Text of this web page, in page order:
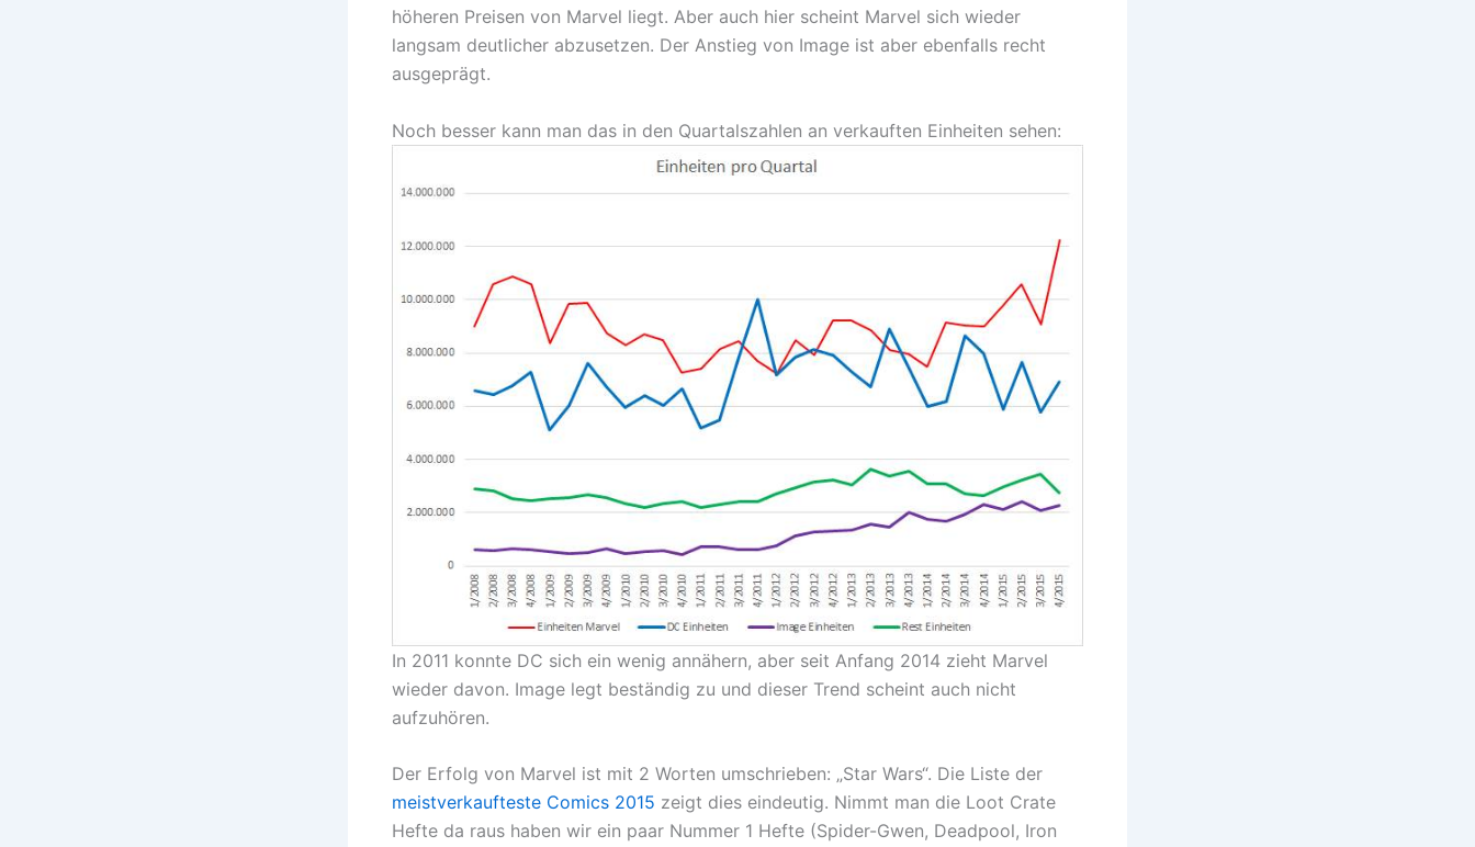
höheren Preisen von Marvel liegt. Aber auch hier scheint Marvel sich wieder
langsam deutlicher abzusetzen. Der Anstieg von Image ist aber ebenfalls recht
ausgeprägt.
Noch besser kann man das in den Quartalszahlen an verkauften Einheiten sehen:
In 2011 konnte DC sich ein wenig annähern, aber seit Anfang 2014 zieht Marvel
wieder davon. Image legt beständig zu und dieser Trend scheint auch nicht
aufzuhören.
Der Erfolg von Marvel ist mit 2 Worten umschrieben: „Star Wars“. Die Liste der
meistverkaufteste Comics 2015 zeigt dies eindeutig. Nimmt man die Loot Crate
Hefte da raus haben wir ein paar Nummer 1 Hefte (Spider-Gwen, Deadpool, Iron